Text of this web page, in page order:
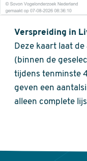
Verspreiding in
Deze kaart laat
(binnen de
tijdens tenminste
geven een
alleen complete